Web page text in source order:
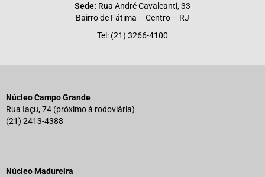
Sede: Rua André Cavalcanti, 33
Bairro de Fátima – Centro – RJ
Tel: (21) 3266-4100
Núcleo Campo Grande
Rua Iaçu, 74 (próximo à rodoviária)
(21) 2413-4388
Núcleo Madureira